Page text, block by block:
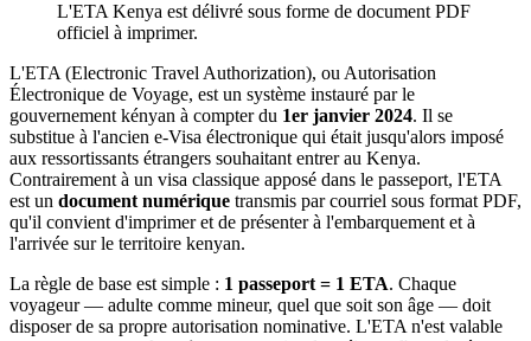
L'ETA Kenya est délivré sous forme de document PDF
officiel à imprimer.
L'ETA (Electronic Travel Authorization), ou Autorisation
Électronique de Voyage, est un système instauré par le
gouvernement kényan à compter du 1er janvier 2024. Il se
substitue à l'ancien e-Visa électronique qui était jusqu'alors imposé
aux ressortissants étrangers souhaitant entrer au Kenya.
Contrairement à un visa classique apposé dans le passeport, l'ETA
est un document numérique transmis par courriel sous format PDF,
qu'il convient d'imprimer et de présenter à l'embarquement et à
l'arrivée sur le territoire kenyan.
La règle de base est simple : 1 passeport = 1 ETA. Chaque
voyageur — adulte comme mineur, quel que soit son âge — doit
disposer de sa propre autorisation nominative. L'ETA n'est valable